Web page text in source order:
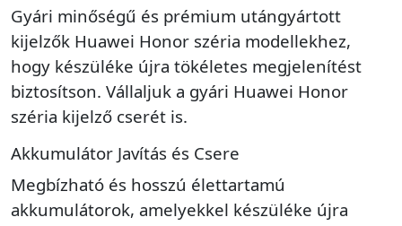
Gyári minőségű és prémium utángyártott
kijelzők Huawei Honor széria modellekhez,
hogy készüléke újra tökéletes megjelenítést
biztosítson. Vállaljuk a gyári Huawei Honor
széria kijelző cserét is.
Akkumulátor Javítás és Csere
Megbízható és hosszú élettartamú
akkumulátorok, amelyekkel készüléke újra